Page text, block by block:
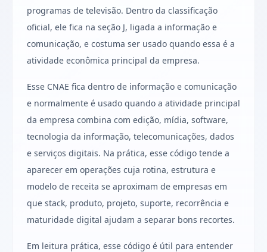
programas de televisão. Dentro da classificação
oficial, ele fica na seção J, ligada a informação e
comunicação, e costuma ser usado quando essa é a
atividade econômica principal da empresa.
Esse CNAE fica dentro de informação e comunicação
e normalmente é usado quando a atividade principal
da empresa combina com edição, mídia, software,
tecnologia da informação, telecomunicações, dados
e serviços digitais. Na prática, esse código tende a
aparecer em operações cuja rotina, estrutura e
modelo de receita se aproximam de empresas em
que stack, produto, projeto, suporte, recorrência e
maturidade digital ajudam a separar bons recortes.
Em leitura prática, esse código é útil para entender